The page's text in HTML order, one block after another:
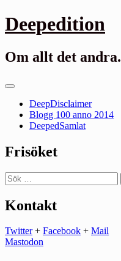
Gå
till
Deepedition
Om allt det andra.
Primär
DeepDisclaimer
Blogg 100 anno 2014
DeepedSamlat
Frisöket
Sök
efter:
Kontakt
Twitter+ Facebook + Mail
Mastodon